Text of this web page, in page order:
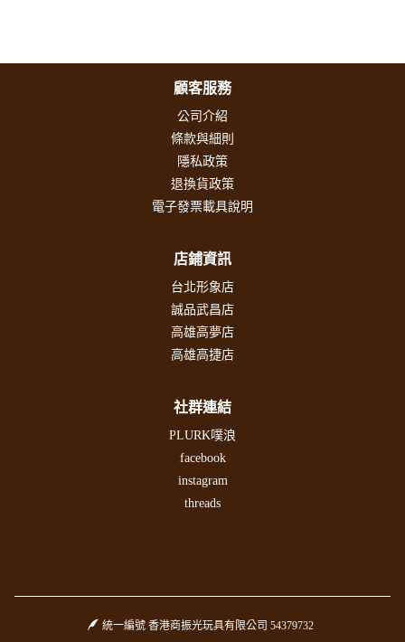
顧客服務
公司介紹
條款與細則
隱私政策
退換貨政策
電子發票載具說明
店鋪資訊
台北形象店
誠品武昌店
高雄高夢店
高雄高捷店
社群連結
PLURK噗浪
facebook
instagram
threads
統一編號 香港商振光玩具有限公司 54379732